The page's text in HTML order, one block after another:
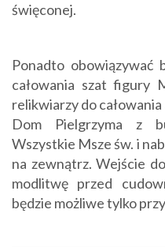
święconej.
Ponadto obowiązywać
całowania szat figury
relikwiarzy do
Dom Pielgrzyma z
Wszystkie Msze św. i
na zewnątrz. Wejście
modlitwę przed
będzie możliwe tylko